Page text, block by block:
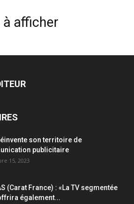
afficher
son territoire de
publicitaire
15, 2023
(Carat France) : «La TV segmentée
également...